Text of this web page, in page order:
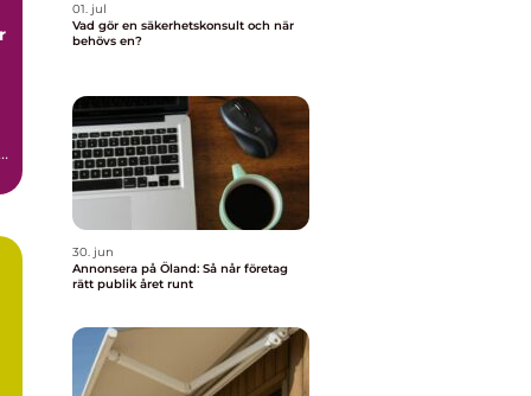
01. jul
Vad gör en säkerhetskonsult och när
behövs en?
30. jun
Annonsera på Öland: Så når företag
rätt publik året runt